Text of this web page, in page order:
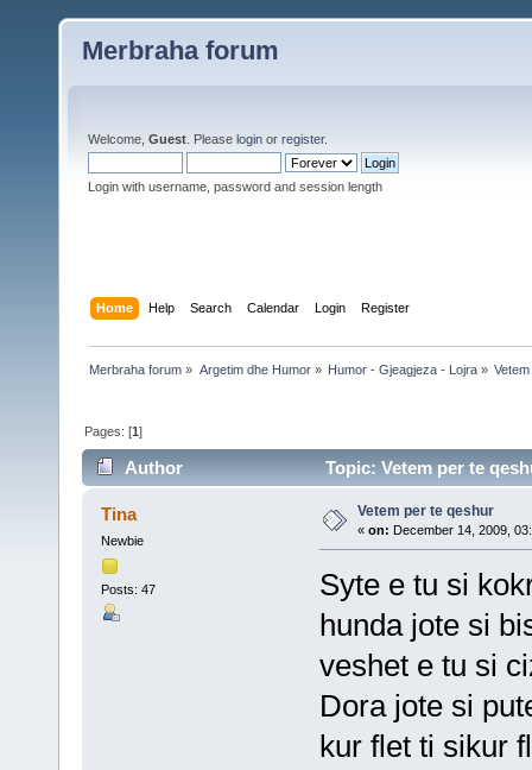
Merbraha forum
Welcome, Guest . Please login or register.
Login with username, password and session length
Home Help Search Calendar Login Register
Merbraha forum » Argetim dhe Humor» Humor - Gjeagjeza - Lojra»
Pages: [1]
Author Topic: Vetem per te
Tina
Newbie
Posts: 47
Vetem per te qeshur
« on: December 14, 2009,
Syte e tu si
hunda jote si
veshet e tu si
Dora jote si
kur flet ti sikur